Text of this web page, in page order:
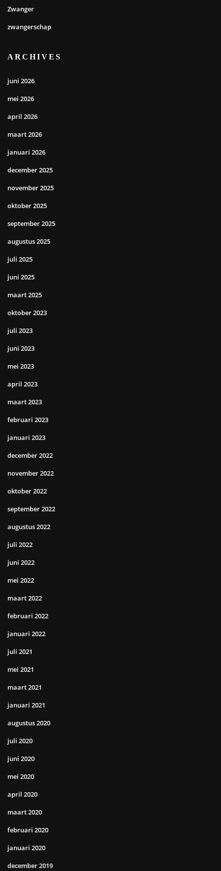
Zwanger
zwangerschap
ARCHIVES
juni 2026
mei 2026
april 2026
maart 2026
januari 2026
december 2025
november 2025
oktober 2025
september 2025
augustus 2025
juli 2025
juni 2025
maart 2025
oktober 2023
juli 2023
juni 2023
mei 2023
april 2023
maart 2023
februari 2023
januari 2023
december 2022
november 2022
oktober 2022
september 2022
augustus 2022
juli 2022
juni 2022
mei 2022
maart 2022
februari 2022
januari 2022
juli 2021
mei 2021
maart 2021
januari 2021
augustus 2020
juli 2020
juni 2020
mei 2020
april 2020
maart 2020
februari 2020
januari 2020
december 2019